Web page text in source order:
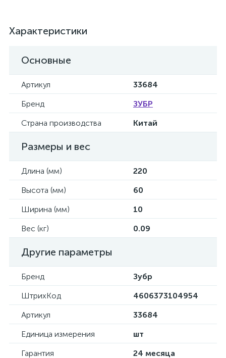
Характеристики
Основные
Артикул
33684
Бренд
ЗУБР
Страна производства
Китай
Размеры и вес
Длина (мм)
220
Высота (мм)
60
Ширина (мм)
10
Вес (кг)
0.09
Другие параметры
Бренд
Зубр
ШтрихКод
4606373104954
Артикул
33684
Единица измерения
шт
Гарантия
24 месяца